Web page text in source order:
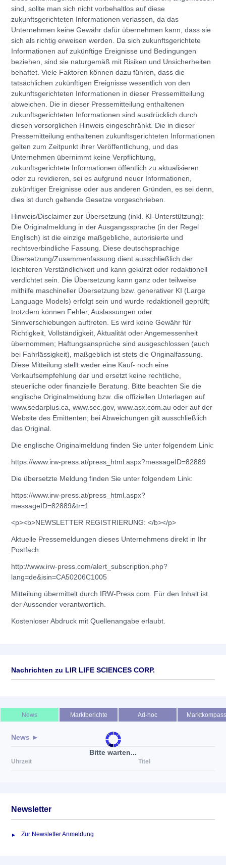
sind, sollte man sich nicht vorbehaltlos auf diese
zukunftsgerichteten Informationen verlassen, da das
Unternehmen keine Gewähr dafür übernehmen kann, dass sie
sich als richtig erweisen werden. Da sich zukunftsgerichtete
Informationen auf zukünftige Ereignisse und Bedingungen
beziehen, sind sie naturgemäß mit Risiken und Unsicherheiten
behaftet. Viele Faktoren können dazu führen, dass die
tatsächlichen zukünftigen Ereignisse wesentlich von den
zukunftsgerichteten Informationen in dieser Pressemitteilung
abweichen. Die in dieser Pressemitteilung enthaltenen
zukunftsgerichteten Informationen sind ausdrücklich durch
diesen vorsorglichen Hinweis eingeschränkt. Die in dieser
Pressemitteilung enthaltenen zukunftsgerichteten Informationen
gelten zum Zeitpunkt ihrer Veröffentlichung, und das
Unternehmen übernimmt keine Verpflichtung,
zukunftsgerichtete Informationen öffentlich zu aktualisieren
oder zu revidieren, sei es aufgrund neuer Informationen,
zukünftiger Ereignisse oder aus anderen Gründen, es sei denn,
dies ist durch geltende Gesetze vorgeschrieben.
Hinweis/Disclaimer zur Übersetzung (inkl. KI-Unterstützung):
Die Originalmeldung in der Ausgangssprache (in der Regel
Englisch) ist die einzige maßgebliche, autorisierte und
rechtsverbindliche Fassung. Diese deutschsprachige
Übersetzung/Zusammenfassung dient ausschließlich der
leichteren Verständlichkeit und kann gekürzt oder redaktionell
verdichtet sein. Die Übersetzung kann ganz oder teilweise
mithilfe maschineller Übersetzung bzw. generativer KI (Large
Language Models) erfolgt sein und wurde redaktionell geprüft;
trotzdem können Fehler, Auslassungen oder
Sinnverschiebungen auftreten. Es wird keine Gewähr für
Richtigkeit, Vollständigkeit, Aktualität oder Angemessenheit
übernommen; Haftungsansprüche sind ausgeschlossen (auch
bei Fahrlässigkeit), maßgeblich ist stets die Originalfassung.
Diese Mitteilung stellt weder eine Kauf- noch eine
Verkaufsempfehlung dar und ersetzt keine rechtliche,
steuerliche oder finanzielle Beratung. Bitte beachten Sie die
englische Originalmeldung bzw. die offiziellen Unterlagen auf
www.sedarplus.ca, www.sec.gov, www.asx.com.au oder auf der
Website des Emittenten; bei Abweichungen gilt ausschließlich
das Original.
Die englische Originalmeldung finden Sie unter folgendem Link:
https://www.irw-press.at/press_html.aspx?messageID=82889
Die übersetzte Meldung finden Sie unter folgendem Link:
https://www.irw-press.at/press_html.aspx?
messageID=82889&tr=1
<p><b>NEWSLETTER REGISTRIERUNG: </b></p>
Aktuelle Pressemeldungen dieses Unternehmens direkt in Ihr
Postfach:
http://www.irw-press.com/alert_subscription.php?
lang=de&isin=CA50206C1005
Mitteilung übermittelt durch IRW-Press.com. Für den Inhalt ist
der Aussender verantwortlich.
Kostenloser Abdruck mit Quellenangabe erlaubt.
Nachrichten zu LIR LIFE SCIENCES CORP.
Bitte warten...
News Marktberichte Ad-hoc Marktkompass
News ►
Uhrzeit Titel
Newsletter
Zur Newsletter Anmeldung